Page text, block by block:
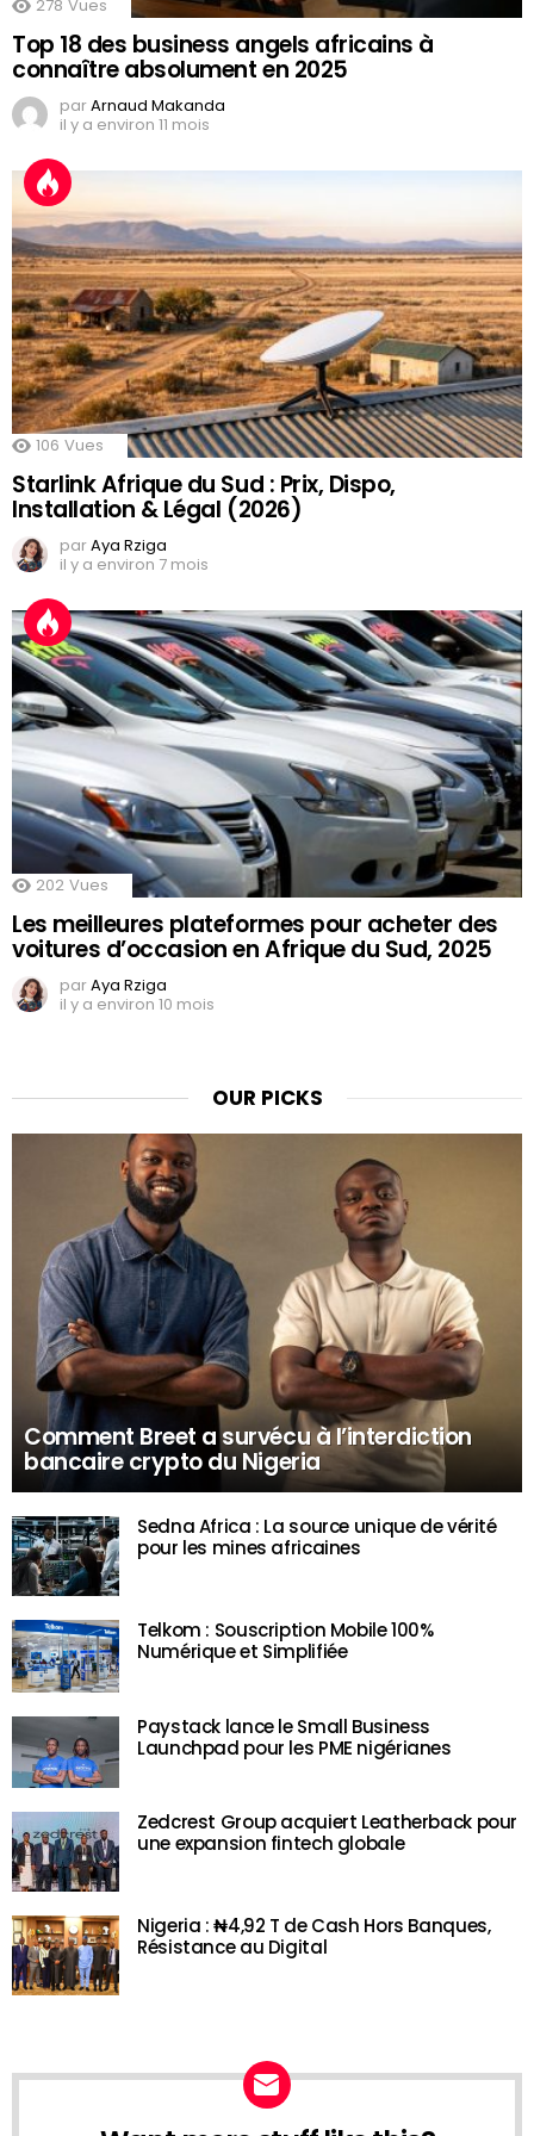
278 Vues
Top 18 des business angels africains à
connaître absolument en 2025
parArnaud Makanda
il y a environ 11 mois
106 Vues
Starlink Afrique du Sud : Prix, Dispo,
Installation & Légal (2026)
parAya Rziga
il y a environ 7 mois
202 Vues
Les meilleures plateformes pour acheter des
voitures d’occasion en Afrique du Sud, 2025
parAya Rziga
il y a environ 10 mois
OUR PICKS
Comment Breet a survécu à l’interdiction
bancaire crypto du Nigeria
Sedna Africa : La source unique de vérité
pour les mines africaines
Telkom : Souscription Mobile 100%
Numérique et Simplifiée
Paystack lance le Small Business
Launchpad pour les PME nigérianes
Zedcrest Group acquiert Leatherback pour
une expansion fintech globale
Nigeria : ₦4,92 T de Cash Hors Banques,
Résistance au Digital